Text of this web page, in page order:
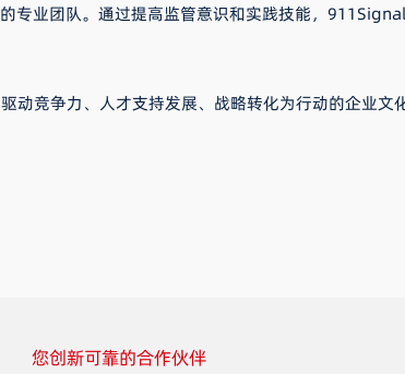
专业团队。通过提高监管意识和实践技能，
竞争力、人才支持发展、战略转化为行动的企业文
您创新可靠的合作伙伴